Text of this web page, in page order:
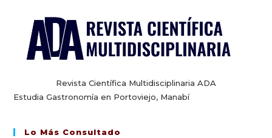
Revista Científica Multidisciplinaria ADA
Estudia Gastronomía en Portoviejo, Manabí
Lo Más Consultado